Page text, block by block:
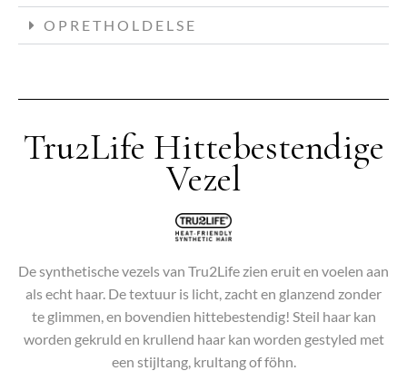
OPRETHOLDELSE
Tru2Life Hittebestendige
Vezel
De synthetische vezels van Tru2Life zien eruit en voelen aan
als echt haar. De textuur is licht, zacht en glanzend zonder
te glimmen, en bovendien hittebestendig! Steil haar kan
worden gekruld en krullend haar kan worden gestyled met
een stijltang, krultang of föhn.